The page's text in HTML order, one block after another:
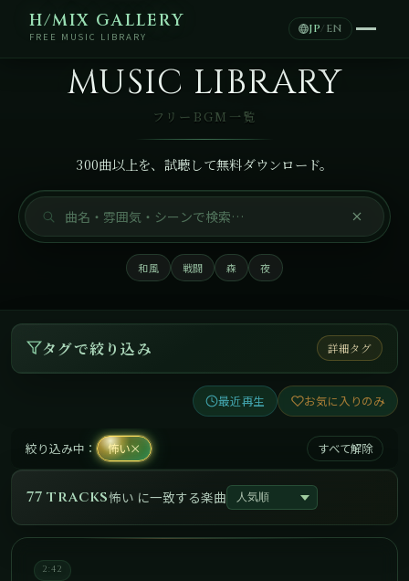
H/MIX GALLERY
FREE MUSIC LIBRARY
JP/ EN
MUSIC LIBRARY
フリーBGM一覧
300曲以上を、試聴して無料ダウンロード。
和風 戦闘 森 夜
タグで絞り込み 詳細タグ
最近再生 お気に入りのみ
絞り込み中： 怖い× すべて解除
77 tracks怖い に一致する楽曲
2:42